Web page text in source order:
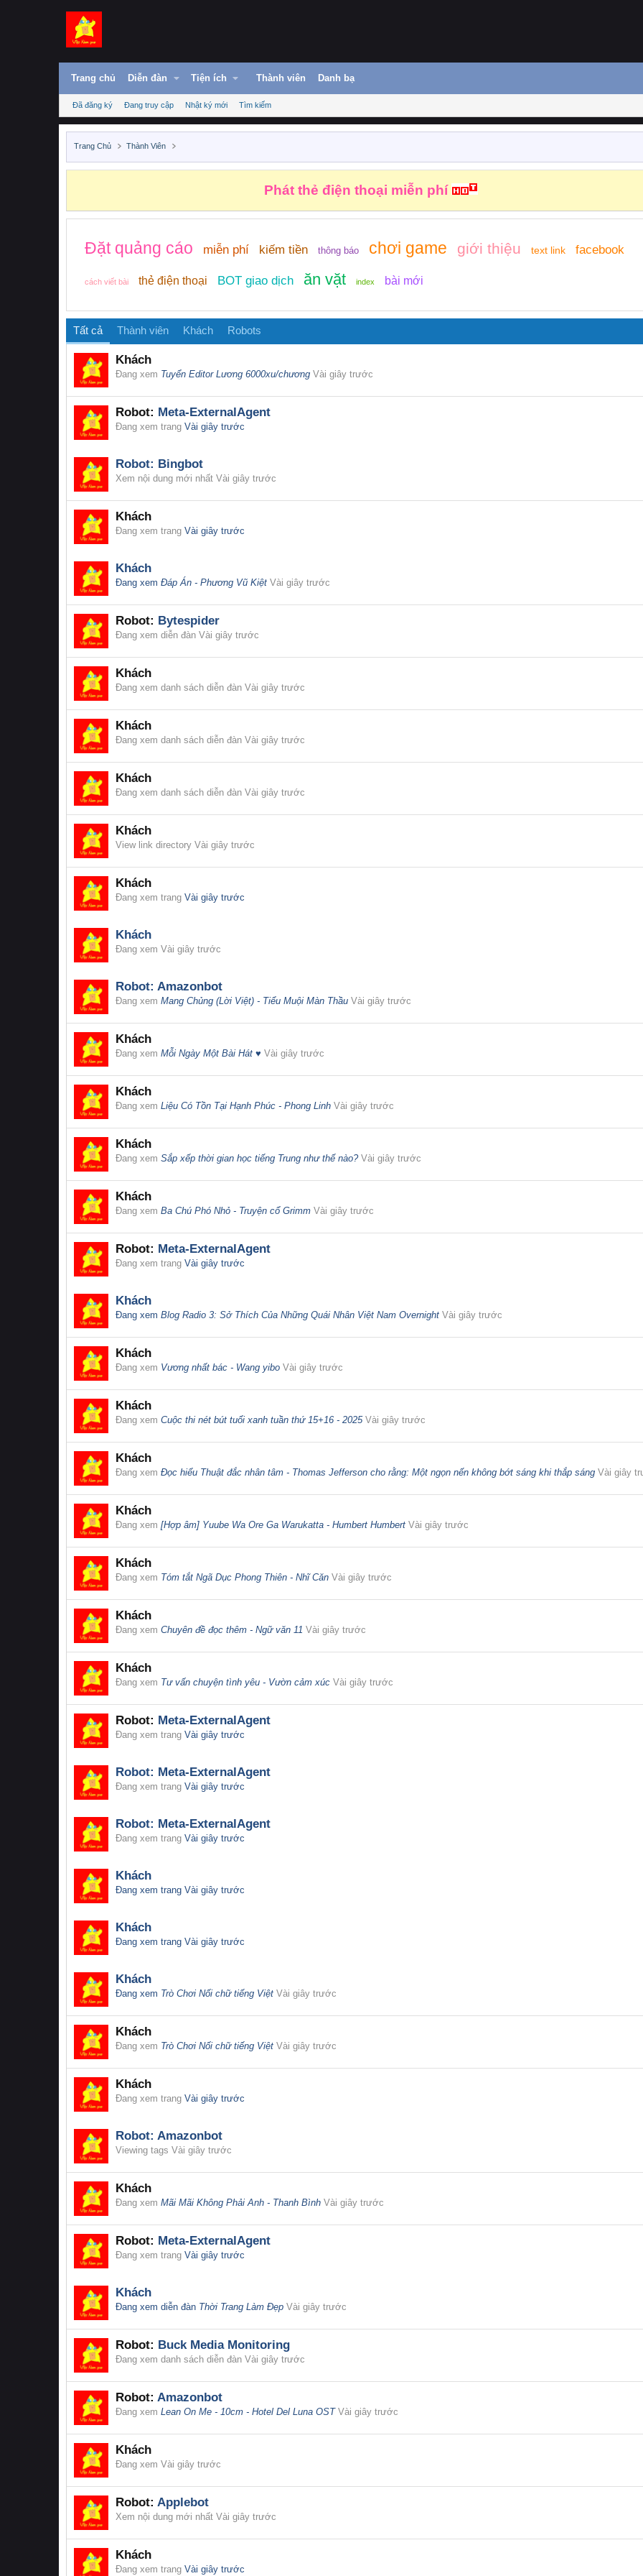
Trang chủ Diễn đàn Tiện ích Thành viên Danh bạ
Đã đăng ký Đang truy cập Nhật ký mới Tìm kiếm
Trang Chủ Thành Viên
Phát thẻ điện thoại miễn phí
Đặt quảng cáo miễn phí kiếm tiền thông báo chơi game giới thiệu text link facebook
cách viết bài thẻ điện thoại BOT giao dịch ăn vặt index bài mới
Tất cả Thành viên Khách Robots
Khách
Đang xem Tuyển Editor Lương 6000xu/chương Vài giây trước
Robot: Meta-ExternalAgent
Đang xem trang Vài giây trước
Robot: Bingbot
Xem nội dung mới nhất Vài giây trước
Khách
Đang xem trang Vài giây trước
Khách
Đang xem Đáp Án - Phương Vũ Kiệt Vài giây trước
Robot: Bytespider
Đang xem diễn đàn Vài giây trước
Khách
Đang xem danh sách diễn đàn Vài giây trước
Khách
Đang xem danh sách diễn đàn Vài giây trước
Khách
Đang xem danh sách diễn đàn Vài giây trước
Khách
View link directory Vài giây trước
Khách
Đang xem trang Vài giây trước
Khách
Đang xem Vài giây trước
Robot: Amazonbot
Đang xem Mang Chủng (Lời Việt) - Tiểu Muội Màn Thầu Vài giây trước
Khách
Đang xem Mỗi Ngày Một Bài Hát ♥ Vài giây trước
Khách
Đang xem Liệu Có Tồn Tại Hạnh Phúc - Phong Linh Vài giây trước
Khách
Đang xem Sắp xếp thời gian học tiếng Trung như thế nào? Vài giây trước
Khách
Đang xem Ba Chú Phó Nhỏ - Truyện cổ Grimm Vài giây trước
Robot: Meta-ExternalAgent
Đang xem trang Vài giây trước
Khách
Đang xem Blog Radio 3: Sở Thích Của Những Quái Nhân Việt Nam Overnight Vài giây trước
Khách
Đang xem Vương nhất bác - Wang yibo Vài giây trước
Khách
Đang xem Cuộc thi nét bút tuổi xanh tuần thứ 15+16 - 2025 Vài giây trước
Khách
Đang xem Đọc hiểu Thuật đắc nhân tâm - Thomas Jefferson cho rằng: Một ngọn nến không bớt sáng khi thắp sáng Vài giây
Khách
Đang xem [Hợp âm] Yuube Wa Ore Ga Warukatta - Humbert Humbert Vài giây trước
Khách
Đang xem Tóm tắt Ngã Dục Phong Thiên - Nhĩ Căn Vài giây trước
Khách
Đang xem Chuyên đề đọc thêm - Ngữ văn 11 Vài giây trước
Khách
Đang xem Tư vấn chuyện tình yêu - Vườn cảm xúc Vài giây trước
Robot: Meta-ExternalAgent
Đang xem trang Vài giây trước
Robot: Meta-ExternalAgent
Đang xem trang Vài giây trước
Robot: Meta-ExternalAgent
Đang xem trang Vài giây trước
Khách
Đang xem trang Vài giây trước
Khách
Đang xem trang Vài giây trước
Khách
Đang xem Trò Chơi Nối chữ tiếng Việt Vài giây trước
Khách
Đang xem Trò Chơi Nối chữ tiếng Việt Vài giây trước
Khách
Đang xem trang Vài giây trước
Robot: Amazonbot
Viewing tags Vài giây trước
Khách
Đang xem Mãi Mãi Không Phải Anh - Thanh Bình Vài giây trước
Robot: Meta-ExternalAgent
Đang xem trang Vài giây trước
Khách
Đang xem diễn đàn Thời Trang Làm Đẹp Vài giây trước
Robot: Buck Media Monitoring
Đang xem danh sách diễn đàn Vài giây trước
Robot: Amazonbot
Đang xem Lean On Me - 10cm - Hotel Del Luna OST Vài giây trước
Khách
Đang xem Vài giây trước
Robot: Applebot
Xem nội dung mới nhất Vài giây trước
Khách
Đang xem trang Vài giây trước